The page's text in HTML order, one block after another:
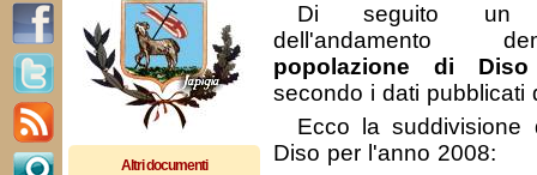
Altri documenti
Di seguito un
dell'andamento
popolazione di Diso
secondo i dati pubblicati
Ecco la suddivisione
Diso per l'anno 2008: